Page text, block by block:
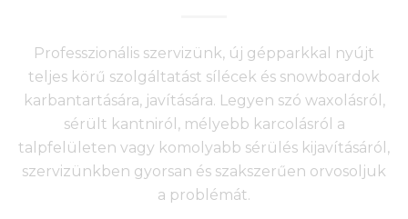
Professzionális szervizünk, új gépparkkal nyújt
teljes körű szolgáltatást sílécek és snowboardok
karbantartására, javítására. Legyen szó waxolásról,
sérült kantniról, mélyebb karcolásról a
talpfelületen vagy komolyabb sérülés kijavításáról,
szervizünkben gyorsan és szakszerűen orvosoljuk
a problémát.